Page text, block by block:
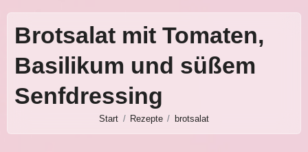
Brotsalat mit Tomaten,
Basilikum und süßem
Senfdressing
Start Rezepte brotsalat